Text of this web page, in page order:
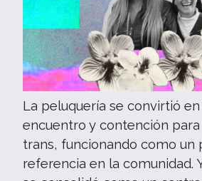
La peluquería se convirtió
encuentro y contención
trans, funcionando como un
referencia en la comunidad.